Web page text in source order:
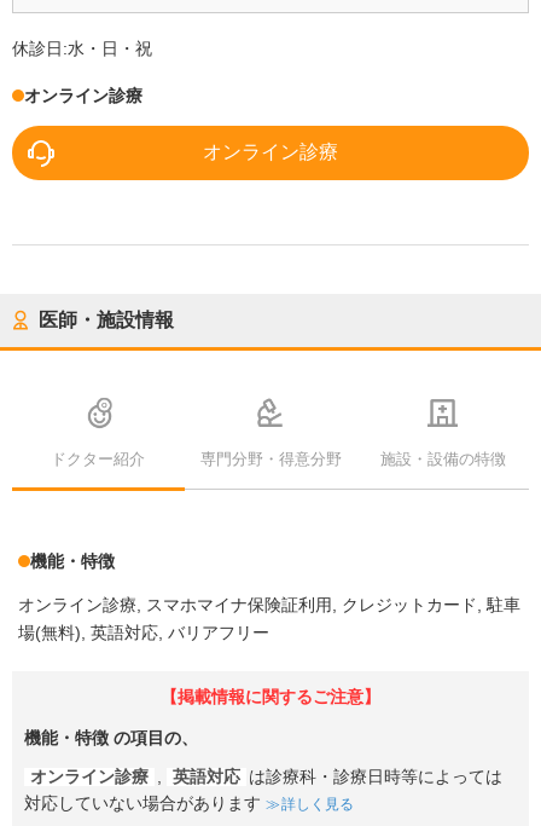
休診日:水・日・祝
オンライン診療
オンライン診療
医師・施設情報
ドクター紹介 専門分野・得意分野 施設・設備の特徴
機能・特徴
オンライン診療 スマホマイナ保険証利用 クレジットカード
駐車
場(無料) 英語対応 バリアフリー
【掲載情報に関するご注意】
機能・特徴 の項目の、
オンライン診療 英語対応 は診療科・診療日時等によっては
対応していない場合があります
詳しく見る